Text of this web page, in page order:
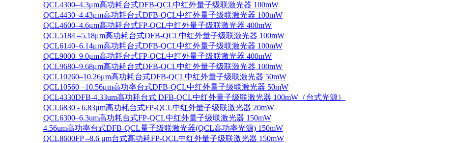
QCL4300–4.3μm高功耗台式DFB-QCL中红外量子级联激光器 100mW
QCL4430–4.43μm高功耗台式DFB-QCL中红外量子级联激光器 100mW
QCL4600–4.6μm高功耗台式FP-QCL中红外量子级联激光器 400mW
QCL5184 –5.18μm高功耗台式DFB-QCL中红外量子级联激光器 100mW
QCL6140–6.14μm高功耗台式DFB-QCL中红外量子级联激光器 100mW
QCL9000–9.0μm高功耗台式FP-QCL中红外量子级联激光器 400mW
QCL9680–9.68μm高功耗台式DFB-QCL中红外量子级联激光器 100mW
QCL10260–10.26μm高功耗台式DFB-QCL中红外量子级联激光器 50mW
QCL10560 –10.56μm高功率台式DFB-QCL中红外量子级联激光器 50mW
QCL4330DFB-4.33um高功耗台式 DFB-QCL中红外量子级联激光器 100mW（台式光源）
QCL6830 - 6.83μm高功耗台式FP-QCL中红外量子级联激光器 20mW
QCL6300–6.3um高功耗台式FP-QCL中红外量子级联激光器 150mW
4.56um高功率台式DFB-QCL量子级联激光器(QCL高功率光源) 150mW
QCL8600FP –8.6 μm台式高功耗FP-QCL中红外量子级联激光器 150mW